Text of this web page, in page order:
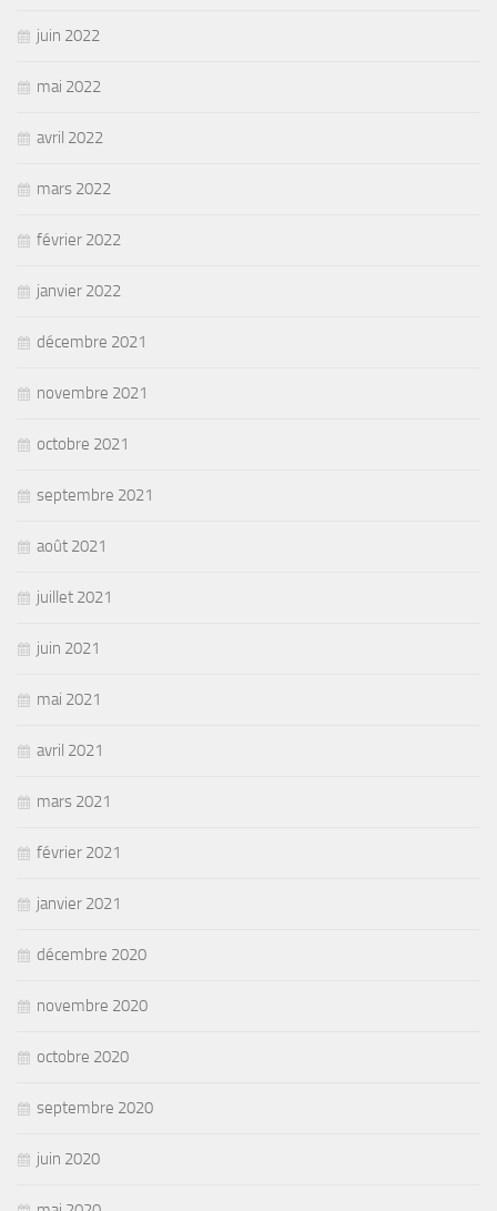
juin 2022
mai 2022
avril 2022
mars 2022
février 2022
janvier 2022
décembre 2021
novembre 2021
octobre 2021
septembre 2021
août 2021
juillet 2021
juin 2021
mai 2021
avril 2021
mars 2021
février 2021
janvier 2021
décembre 2020
novembre 2020
octobre 2020
septembre 2020
juin 2020